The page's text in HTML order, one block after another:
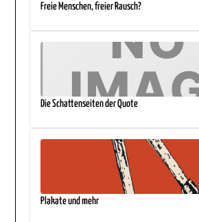
Freie Menschen, freier Rausch?
Die Schattenseiten der Quote
Plakate und mehr